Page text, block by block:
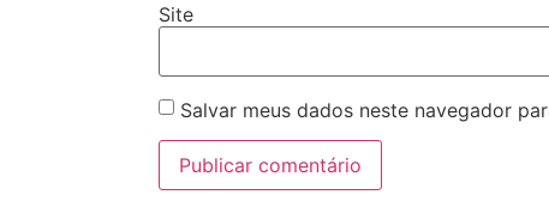
Site
Salvar meus dados neste navegador